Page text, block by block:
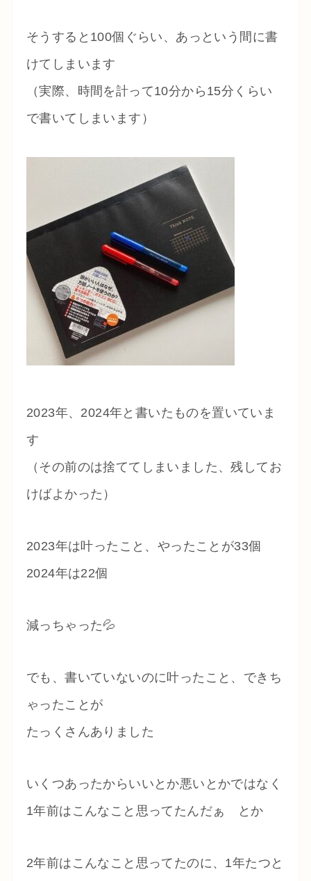
そうすると100個ぐらい、あっという間に書
けてしまいます
（実際、時間を計って10分から15分くらい
で書いてしまいます）
2023年、2024年と書いたものを置いていま
す
（その前のは捨ててしまいました、残してお
けばよかった）
2023年は叶ったこと、やったことが33個
2024年は22個
減っちゃった💦
でも、書いていないのに叶ったこと、できち
ゃったことが
たっくさんありました
いくつあったからいいとか悪いとかではなく
1年前はこんなこと思ってたんだぁ とか
2年前はこんなこと思ってたのに、1年たつと